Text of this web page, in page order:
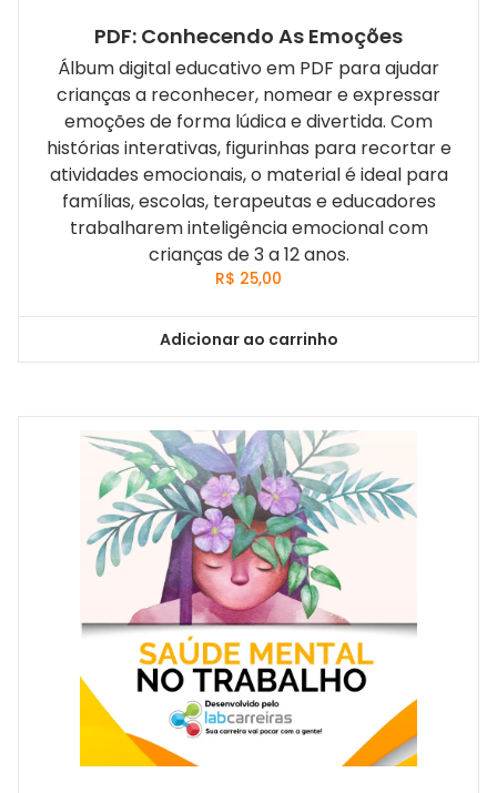
PDF: Conhecendo As Emoções
Álbum digital educativo em PDF para ajudar
crianças a reconhecer, nomear e expressar
emoções de forma lúdica e divertida. Com
histórias interativas, figurinhas para recortar e
atividades emocionais, o material é ideal para
famílias, escolas, terapeutas e educadores
trabalharem inteligência emocional com
crianças de 3 a 12 anos.
R$ 25,00
Adicionar ao carrinho